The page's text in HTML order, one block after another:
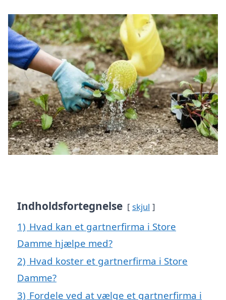
Indholdsfortegnelse skjul
1) Hvad kan et gartnerfirma i Store
Damme hjælpe med?
2) Hvad koster et gartnerfirma i Store
Damme?
3) Fordele ved at vælge et gartnerfirma i